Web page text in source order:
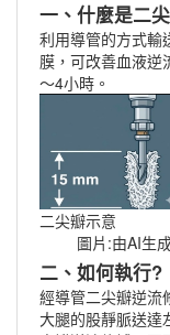
一、什麼是二
利用導管的方式輸
膜，可改善血液逆
～4小時。
二尖瓣示意
圖片:由AI生
二、如何執行?
經導管二尖瓣逆流
大腿的股靜脈送達